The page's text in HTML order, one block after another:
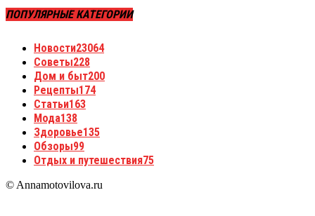
ПОПУЛЯРНЫЕ КАТЕГОРИИ
Новости23064
Советы228
Дом и быт200
Рецепты174
Статьи163
Мода138
Здоровье135
Обзоры99
Отдых и путешествия75
© Annamotovilova.ru